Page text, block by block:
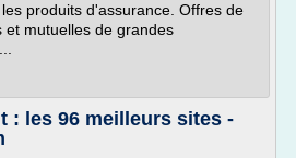
produits d'assurance. Offres de
et mutuelles de grandes
: les 96 meilleurs sites -